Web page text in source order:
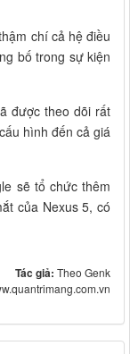
chí cả hệ điều
bố trong sự kiện
được theo dõi rất
hình đến cả giá
sẽ tổ chức thêm
của Nexus 5, có
Tác giả: Theo Genk